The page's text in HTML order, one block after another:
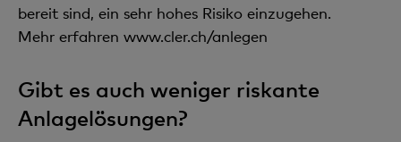
bereit sind, ein sehr hohes Risiko einzugehen.
Mehr erfahren www.cler.ch/anlegen
Gibt es auch weniger riskante
Anlagelösungen?